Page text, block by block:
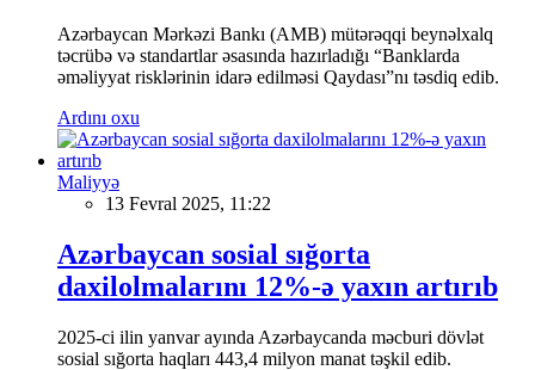
Azərbaycan Mərkəzi Bankı (AMB) mütərəqqi beynəlxalq
təcrübə və standartlar əsasında hazırladığı “Banklarda
əməliyyat risklərinin idarə edilməsi Qaydası”nı təsdiq edib.
Ardını oxu
Maliyyə
13 Fevral 2025, 11:22
Azərbaycan sosial sığorta
daxilolmalarını 12%-ə yaxın artırıb
2025-ci ilin yanvar ayında Azərbaycanda məcburi dövlət
sosial sığorta haqları 443,4 milyon manat təşkil edib.